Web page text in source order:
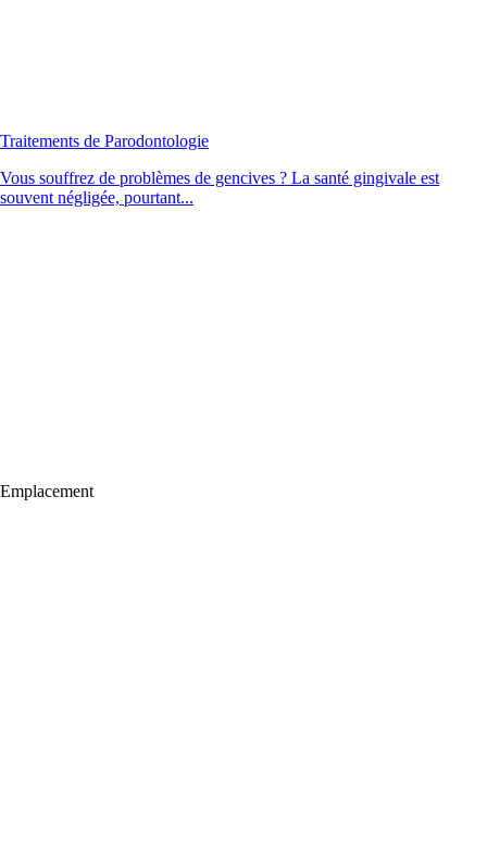
Traitements de Parodontologie
Vous souffrez de problèmes de gencives ? La santé gingivale est
souvent négligée, pourtant...
Emplacement